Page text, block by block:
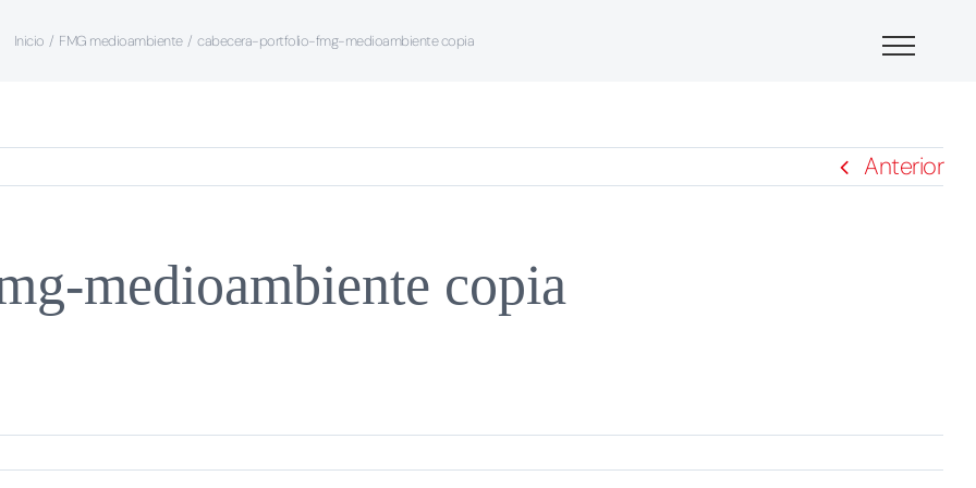
Inicio FMG medioambiente cabecera-portfolio-fmg-medioambiente copia
Anterior
medioambiente copia